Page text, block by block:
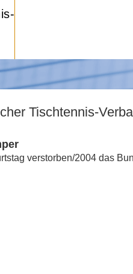
Tischtennis-
verstorben/2004 das